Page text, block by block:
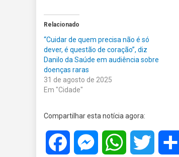
Relacionado
“Cuidar de quem precisa não é só
dever, é questão de coração”, diz
Danilo da Saúde em audiência sobre
doenças raras
31 de agosto de 2025
Em "Cidade"
Compartilhar esta notícia agora:
Facebook MessengerWhatsAppTwitter